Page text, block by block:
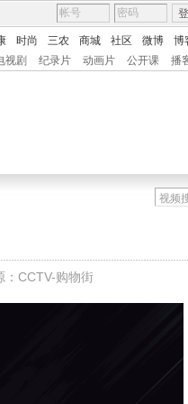
时尚 三农 商城 社区 微博 博
视剧 纪录片 动画片 公开课 播
：CCTV-购物街